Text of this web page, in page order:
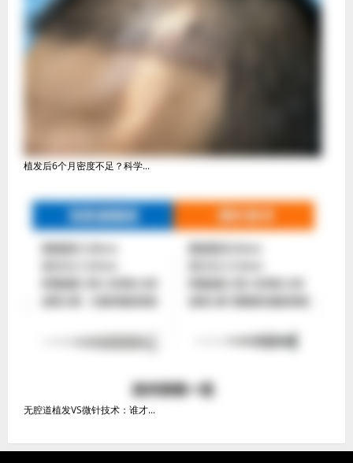
植发后6个月密度不足？科学...
无腔道植发VS微针技术：谁才...